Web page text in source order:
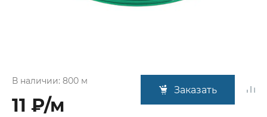
В наличии: 800 м
11 ₽/м
Заказать